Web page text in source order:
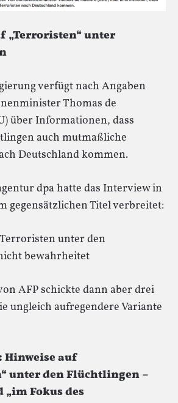
„Terroristen“ unter
verfügt nach Angaben
Thomas de
über Informationen, dass
auch mutmaßliche
Deutschland kommen.
dpa hatte das Interview in
gegensätzlichen Titel verbreitet:
unter den
bewahrheitet
AFP schickte dann aber drei
ungleich aufregendere Variante
Hinweise auf
unter den Flüchtlingen –
„im Fokus des